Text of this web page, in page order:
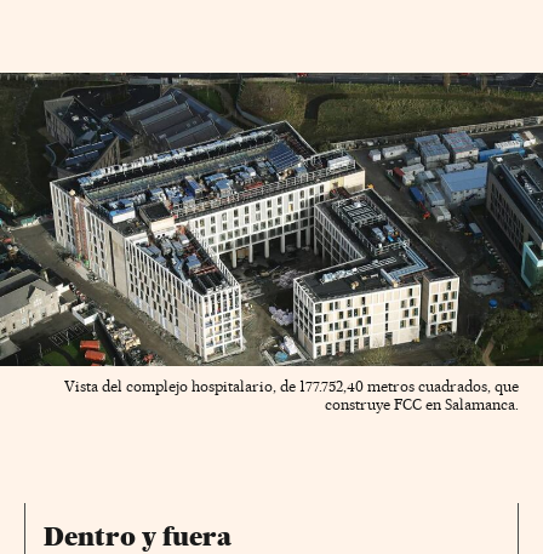
Vista del complejo hospitalario, de 177.752,40 metros cuadrados, que
construye FCC en Salamanca.
Dentro y fuera